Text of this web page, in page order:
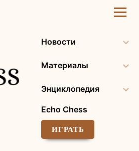
Новости
Материалы
Энциклопедия
Echo Chess
ИГРАТЬ